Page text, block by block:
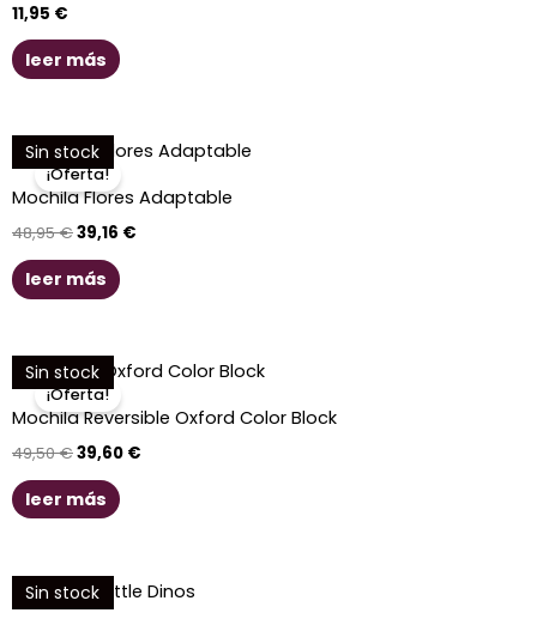
11,95 €
leer más
Sin stock
¡Oferta!
Mochila Flores Adaptable
48,95€
El
precio
original
era:
48,95 €.
39,16 €
El
actual
es:
leer más
Sin stock
¡Oferta!
Mochila Reversible Oxford Color Block
49,50€
El
precio
original
era:
49,50 €.
39,60 €
El
precio
actual
es:
leer más
Sin stock